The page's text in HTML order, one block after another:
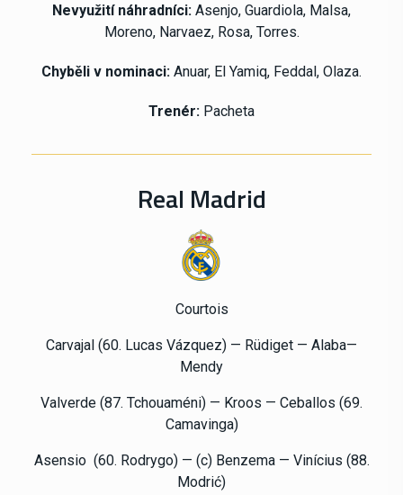
Nevyužití náhradníci: Asenjo, Guardiola, Malsa,
Moreno, Narvaez, Rosa, Torres.
Chyběli v nominaci: Anuar, El Yamiq, Feddal, Olaza.
Trenér: Pacheta
Real Madrid
Courtois
Carvajal (60. Lucas Vázquez) — Rüdiget — Alaba—
Mendy
Valverde (87. Tchouaméni) — Kroos — Ceballos (69.
Camavinga)
Asensio (60. Rodrygo) — (c) Benzema — Vinícius (88.
Modrić)